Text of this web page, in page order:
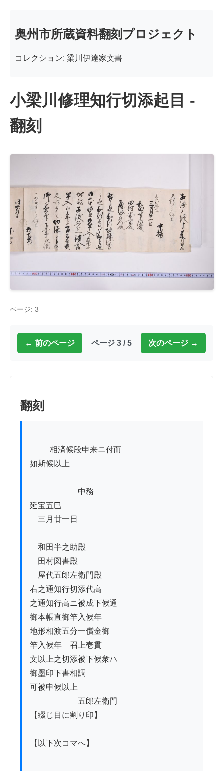
奥州市所蔵資料翻刻プロジェクト
コレクション: 梁川伊達家文書
小梁川修理知行切添起目 -
翻刻
ページ: 3
← 前のページ ページ 3 / 5 次のページ →
翻刻
如斯候以上
中務
延宝五巳
三月廿一日
和田半之助殿
田村図書殿
屋代五郎左衛門殿
右之通知行切添代高
之通知行高ニ被成下候通
御本帳直御竿入候年ゟ
地形相渡五分一償金御
竿入候年ゟ召上壱貫
文以上之切添被下候衆ハ
御墨印下書相調
可被申候以上
五郎左衛門
【綴じ目に割り印】
【以下次コマへ】